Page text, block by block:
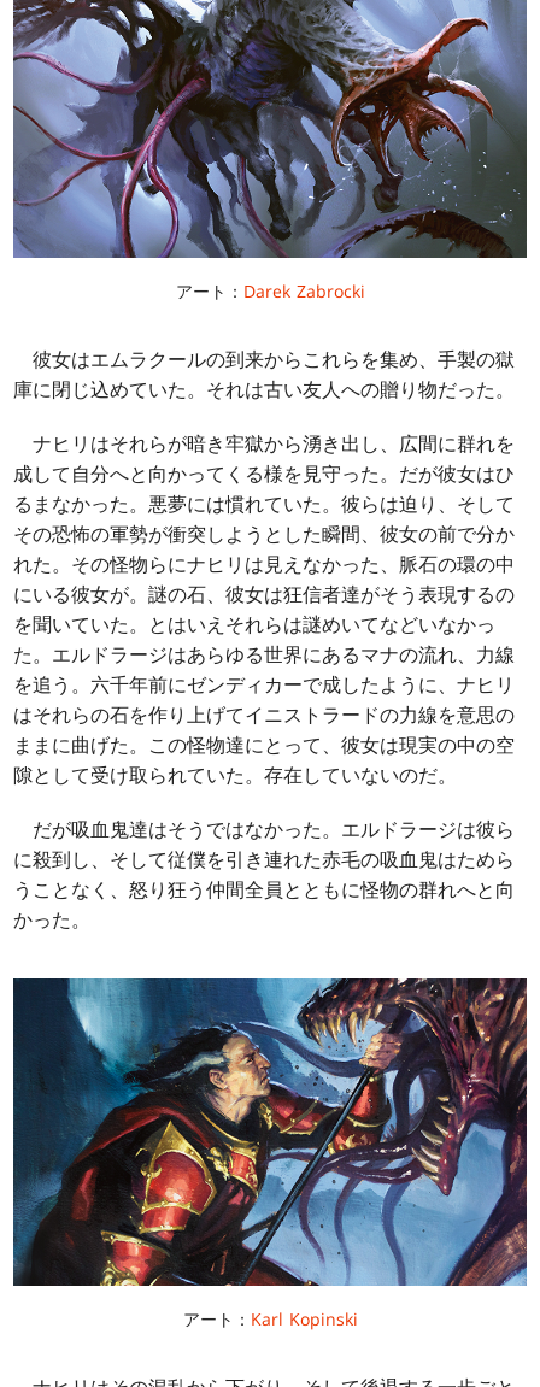
アート： Darek Zabrocki
彼女はエムラクールの到来からこれらを集め、手製の獄
庫に閉じ込めていた。それは古い友人への贈り物だった。
ナヒリはそれらが暗き牢獄から湧き出し、広間に群れを
成して自分へと向かってくる様を見守った。だが彼女はひ
るまなかった。悪夢には慣れていた。彼らは迫り、そして
その恐怖の軍勢が衝突しようとした瞬間、彼女の前で分か
れた。その怪物らにナヒリは見えなかった、脈石の環の中
にいる彼女が。謎の石、彼女は狂信者達がそう表現するの
を聞いていた。とはいえそれらは謎めいてなどいなかっ
た。エルドラージはあらゆる世界にあるマナの流れ、力線
を追う。六千年前にゼンディカーで成したように、ナヒリ
はそれらの石を作り上げてイニストラードの力線を意思の
ままに曲げた。この怪物達にとって、彼女は現実の中の空
隙として受け取られていた。存在していないのだ。
だが吸血鬼達はそうではなかった。エルドラージは彼ら
に殺到し、そして従僕を引き連れた赤毛の吸血鬼はためら
うことなく、怒り狂う仲間全員とともに怪物の群れへと向
かった。
アート： Karl Kopinski